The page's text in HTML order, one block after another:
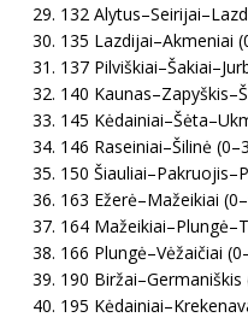
132
135 Lazdijai–Akmeniai
137
140
145
146 Raseiniai–Šilinė
150
163 Ežerė–Mažeikiai
164
166 Plungė–Vėžaičiai
190 Biržai–Germaniškis
195